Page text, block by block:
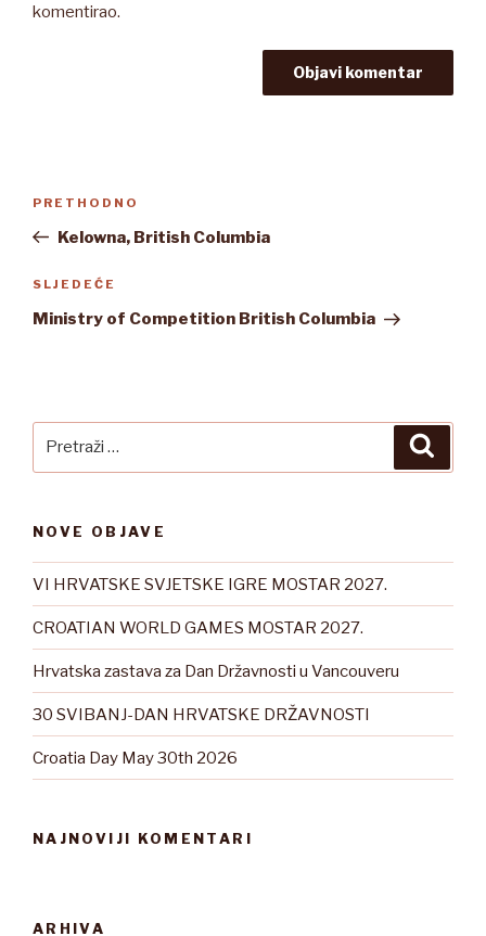
komentirao.
Prethodna
objava
PRETHODNO
Kelowna, British Columbia
Sljedeća
objava
SLJEDEĆE
Ministry of Competition British Columbia
NOVE OBJAVE
VI HRVATSKE SVJETSKE IGRE MOSTAR 2027.
CROATIAN WORLD GAMES MOSTAR 2027.
Hrvatska zastava za Dan Državnosti u Vancouveru
30 SVIBANJ-DAN HRVATSKE DRŽAVNOSTI
Croatia Day May 30th 2026
NAJNOVIJI KOMENTARI
ARHIVA